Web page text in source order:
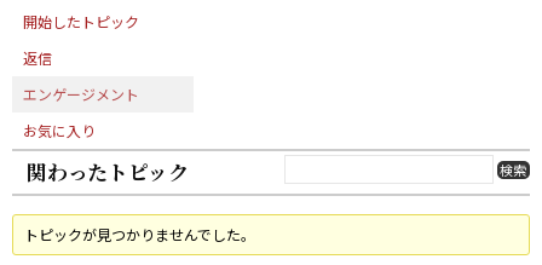
開始したトピック
返信
エンゲージメント
お気に入り
関わったトピック
トピックが見つかりませんでした。